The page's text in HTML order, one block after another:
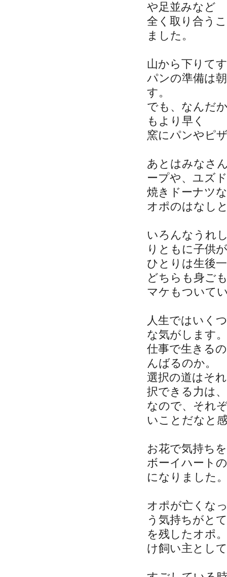
や足並みなど
全く取り合う
ました。
山から下りて
パンの準備は
す。
でも、なんだ
もより早く
窯にパンやピ
あとはみなさ
ープや、ユズ
焼きドーナツ
オポのはなし
いろんなうれ
りともに子供
ひとりは生後
どちらも身ご
マケもついて
人生ではいく
な気がします。
仕事で生きる
んばるのか。
選択の道はそ
択できる力は
なので、それ
いことだなと
お花で気持ち
ボーイハート
になりました
オポが亡くな
う気持ちがと
を残したオポ
け飼い主とし